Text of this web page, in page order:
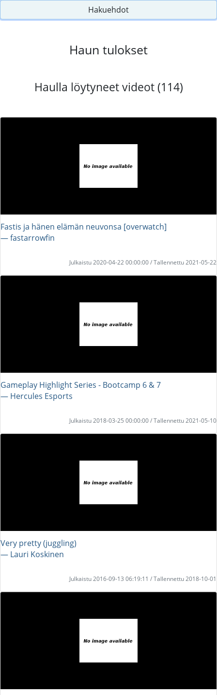
Hakuehdot
Haun tulokset
Haulla löytyneet videot (114)
Fastis ja hänen elämän neuvonsa [overwatch]
― fastarrowfin
Julkaistu 2020-04-22 00:00:00 / Tallennettu 2021-05-22
Gameplay Highlight Series - Bootcamp 6 & 7
― Hercules Esports
Julkaistu 2018-03-25 00:00:00 / Tallennettu 2021-05-10
Very pretty (juggling)
― Lauri Koskinen
Julkaistu 2016-09-13 06:19:11 / Tallennettu 2018-10-01